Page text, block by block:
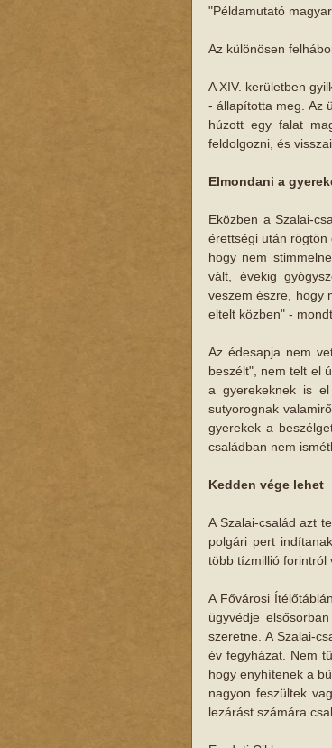
"Példamutató
Az különösen
A XIV. kerületben
- állapította meg. Az
húzott egy falat
feldolgozni, és
Elmondani a
Eközben a Szalai-
érettségi után rögtön
hogy nem
vált, évekig
veszem észre, hogy
eltelt közben" -
Az édesapja nem
beszélt", nem telt el
a gyerekeknek is
sutyorognak
gyerekek a
családban nem
Kedden vége lehet
A Szalai-család azt
polgári pert
több tízmillió forintról
A Fővárosi
ügyvédje
szeretne. A Szalai-
év fegyházat. Nem
hogy enyhítenek a
nagyon feszültek
lezárást számára